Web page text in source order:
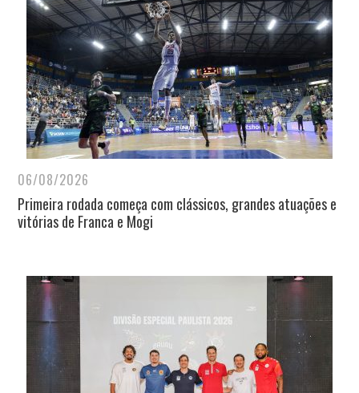
06/08/2026
Primeira rodada começa com clássicos, grandes atuações e
vitórias de Franca e Mogi